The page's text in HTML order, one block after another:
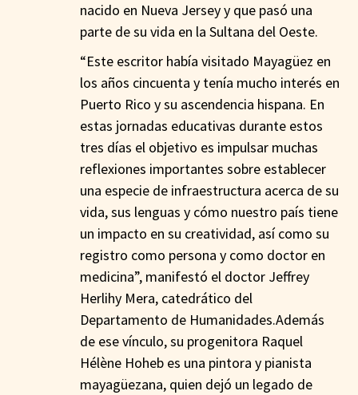
nacido en Nueva Jersey y que pasó una
parte de su vida en la Sultana del Oeste.
“Este escritor había visitado Mayagüez en
los años cincuenta y tenía mucho interés en
Puerto Rico y su ascendencia hispana. En
estas jornadas educativas durante estos
tres días el objetivo es impulsar muchas
reflexiones importantes sobre establecer
una especie de infraestructura acerca de su
vida, sus lenguas y cómo nuestro país tiene
un impacto en su creatividad, así como su
registro como persona y como doctor en
medicina”, manifestó el doctor Jeffrey
Herlihy Mera, catedrático del
Departamento de Humanidades.Además
de ese vínculo, su progenitora Raquel
Hélène Hoheb es una pintora y pianista
mayagüezana, quien dejó un legado de